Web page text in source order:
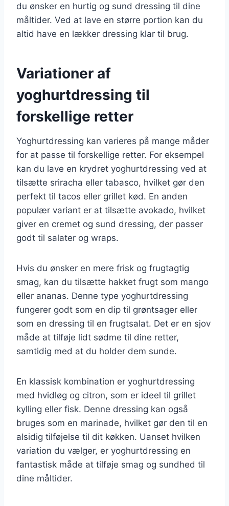
du ønsker en hurtig og sund dressing til dine
måltider. Ved at lave en større portion kan du
altid have en lækker dressing klar til brug.
Variationer af
yoghurtdressing til
forskellige retter
Yoghurtdressing kan varieres på mange måder
for at passe til forskellige retter. For eksempel
kan du lave en krydret yoghurtdressing ved at
tilsætte sriracha eller tabasco, hvilket gør den
perfekt til tacos eller grillet kød. En anden
populær variant er at tilsætte avokado, hvilket
giver en cremet og sund dressing, der passer
godt til salater og wraps.
Hvis du ønsker en mere frisk og frugtagtig
smag, kan du tilsætte hakket frugt som mango
eller ananas. Denne type yoghurtdressing
fungerer godt som en dip til grøntsager eller
som en dressing til en frugtsalat. Det er en sjov
måde at tilføje lidt sødme til dine retter,
samtidig med at du holder dem sunde.
En klassisk kombination er yoghurtdressing
med hvidløg og citron, som er ideel til grillet
kylling eller fisk. Denne dressing kan også
bruges som en marinade, hvilket gør den til en
alsidig tilføjelse til dit køkken. Uanset hvilken
variation du vælger, er yoghurtdressing en
fantastisk måde at tilføje smag og sundhed til
dine måltider.